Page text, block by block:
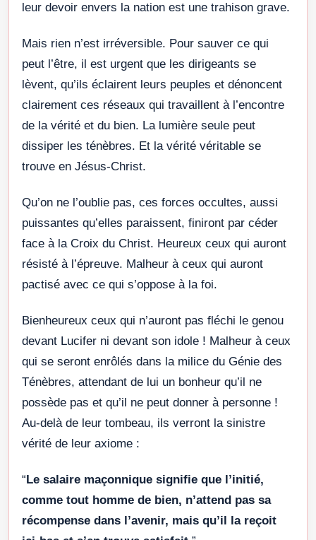
leur devoir envers la nation est une trahison grave.
Mais rien n’est irréversible. Pour sauver ce qui
peut l’être, il est urgent que les dirigeants se
lèvent, qu’ils éclairent leurs peuples et dénoncent
clairement ces réseaux qui travaillent à l’encontre
de la vérité et du bien. La lumière seule peut
dissiper les ténèbres. Et la vérité véritable se
trouve en Jésus-Christ.
Qu’on ne l’oublie pas, ces forces occultes, aussi
puissantes qu’elles paraissent, finiront par céder
face à la Croix du Christ. Heureux ceux qui auront
résisté à l’épreuve. Malheur à ceux qui auront
pactisé avec ce qui s’oppose à la foi.
Bienheureux ceux qui n’auront pas fléchi le genou
devant Lucifer ni devant son idole ! Malheur à ceux
qui se seront enrôlés dans la milice du Génie des
Ténèbres, attendant de lui un bonheur qu’il ne
possède pas et qu’il ne peut donner à personne !
Au-delà de leur tombeau, ils verront la sinistre
vérité de leur axiome :
“ Le salaire maçonnique signifie que l’initié,
comme tout homme de bien, n’attend pas sa
récompense dans l’avenir, mais qu’il la reçoit